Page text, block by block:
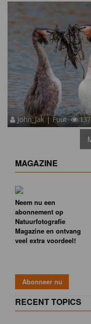
John_Jak | Fuut 137
MAGAZINE
Neem nu een
abonnement op
Natuurfotografie
Magazine en ontvang
veel extra voordeel!
RECENT TOPICS